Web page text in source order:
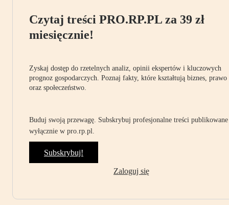
Czytaj treści PRO.RP.PL za 39 zł
miesięcznie!
Zyskaj dostęp do rzetelnych analiz, opinii ekspertów i kluczowych
prognoz gospodarczych. Poznaj fakty, które kształtują biznes, prawo
oraz społeczeństwo.
Buduj swoją przewagę. Subskrybuj profesjonalne treści publikowane
wyłącznie w pro.rp.pl.
Subskrybuj!
Zaloguj się